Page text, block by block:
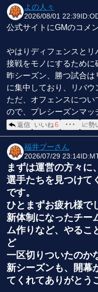
よの人々
2026/08/01 22:39
公式サイトにGMのコメ
やはりディフェンスとリ
接戦をモノにするために
昨シーズン、勝つ試合
に集中しており、リバウ
ただ、オフェンスにつ
ので、プレシーズンマッ
返信 いいね6 ･･･ 📈勢
福井ブーさん
2026/07/29 23:14
まずは運営の方々に
選手たちを見つけて
です。
ひとまずお疲れ様で
新体制になったチー
ム作りなど、やるこ
ど
一区切りついたのか
新シーズンも、開幕
てくれてありがとう